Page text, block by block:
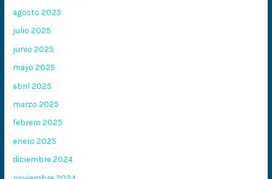
agosto 2025
julio 2025
junio 2025
mayo 2025
abril 2025
marzo 2025
febrero 2025
enero 2025
diciembre 2024